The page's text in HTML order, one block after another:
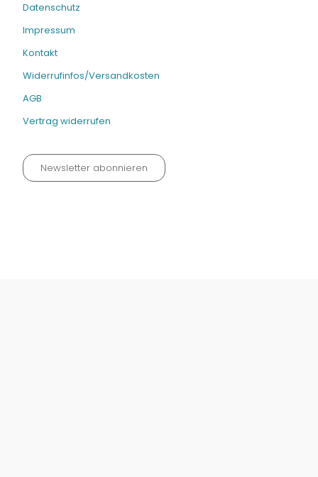
Datenschutz
Impressum
Kontakt
Widerrufinfos/Versandkosten
AGB
Vertrag widerrufen
Newsletter abonnieren